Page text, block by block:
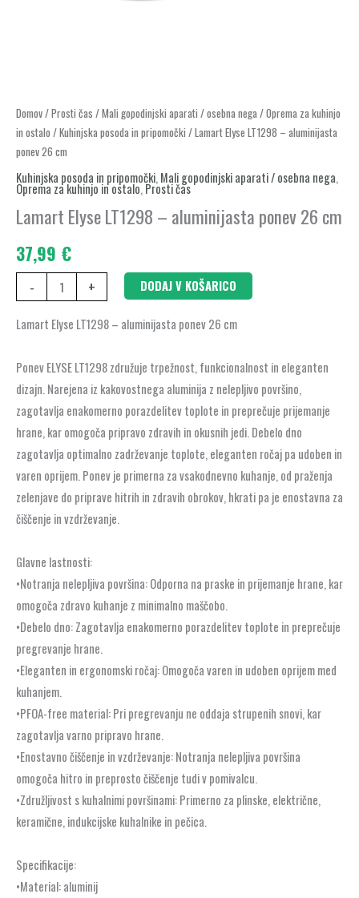
Domov/Prosti čas /Mali gopodinjski aparati / osebna nega/Oprema za kuhinjo
in ostalo /Kuhinjska posoda in pripomočki / Lamart Elyse LT1298 – aluminijasta
ponev 26 cm
Kuhinjska posoda in pripomočki, Mali gopodinjski aparati / osebna nega,
Oprema za kuhinjo in ostalo,Prosti čas
Lamart Elyse LT1298 – aluminijasta ponev 26 cm
37,99 €
-
Lamart
Elyse
LT1298
-
aluminijasta
ponev
26
cm
količina
+ DODAJ V KOŠARICO
Lamart Elyse LT1298 – aluminijasta ponev 26 cm
Ponev ELYSE LT1298 združuje trpežnost, funkcionalnost in eleganten
dizajn. Narejena iz kakovostnega aluminija z nelepljivo površino,
zagotavlja enakomerno porazdelitev toplote in preprečuje prijemanje
hrane, kar omogoča pripravo zdravih in okusnih jedi. Debelo dno
zagotavlja optimalno zadrževanje toplote, eleganten ročaj pa udoben in
varen oprijem. Ponev je primerna za vsakodnevno kuhanje, od praženja
zelenjave do priprave hitrih in zdravih obrokov, hkrati pa je enostavna za
čiščenje in vzdrževanje.
Glavne lastnosti:
•Notranja nelepljiva površina: Odporna na praske in prijemanje hrane, kar
omogoča zdravo kuhanje z minimalno maščobo.
•Debelo dno: Zagotavlja enakomerno porazdelitev toplote in preprečuje
pregrevanje hrane.
•Eleganten in ergonomski ročaj: Omogoča varen in udoben oprijem med
kuhanjem.
•PFOA-free material: Pri pregrevanju ne oddaja strupenih snovi, kar
zagotavlja varno pripravo hrane.
•Enostavno čiščenje in vzdrževanje: Notranja nelepljiva površina
omogoča hitro in preprosto čiščenje tudi v pomivalcu.
•Združljivost s kuhalnimi površinami: Primerno za plinske, električne,
keramične, indukcijske kuhalnike in pečica.
Specifikacije:
•Material: aluminij